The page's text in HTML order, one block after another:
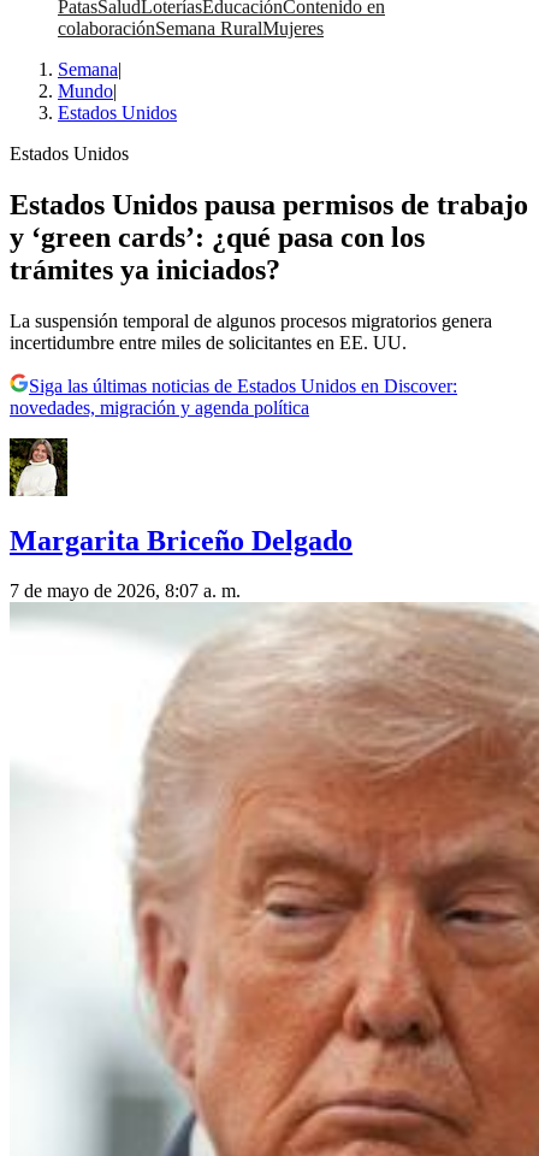
PatasSaludLoteríasEducaciónContenido en
colaboraciónSemana RuralMujeres
Semana|
Mundo|
Estados Unidos
Estados Unidos
Estados Unidos pausa permisos de trabajo
y ‘green cards’: ¿qué pasa con los
trámites ya iniciados?
La suspensión temporal de algunos procesos migratorios genera
incertidumbre entre miles de solicitantes en EE. UU.
Siga las últimas noticias de Estados Unidos en Discover:
novedades, migración y agenda política
Margarita Briceño Delgado
7 de mayo de 2026, 8:07 a. m.